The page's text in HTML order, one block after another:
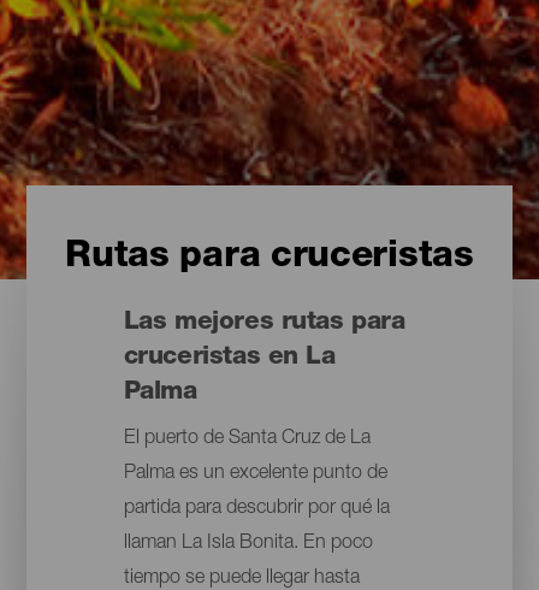
Rutas para cruceristas
Las mejores rutas para
cruceristas en La
Palma
El puerto de Santa Cruz de La
Palma es un excelente punto de
partida para descubrir por qué la
llaman La Isla Bonita. En poco
tiempo se puede llegar hasta